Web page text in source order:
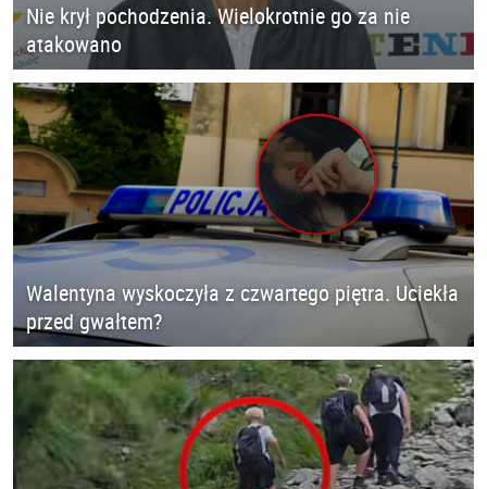
Nie krył pochodzenia. Wielokrotnie go za nie
atakowano
Walentyna wyskoczyła z czwartego piętra. Uciekła
przed gwałtem?